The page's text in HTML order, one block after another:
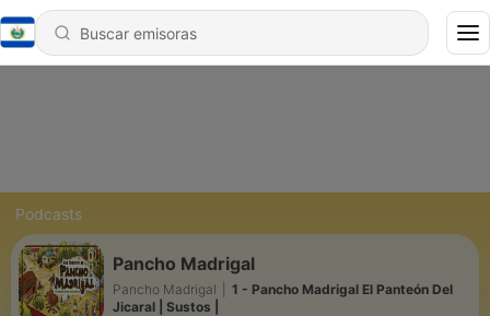
Podcasts
Pancho Madrigal
Pancho Madrigal
1 - Pancho Madrigal El Panteón Del
Jicaral | Sustos |